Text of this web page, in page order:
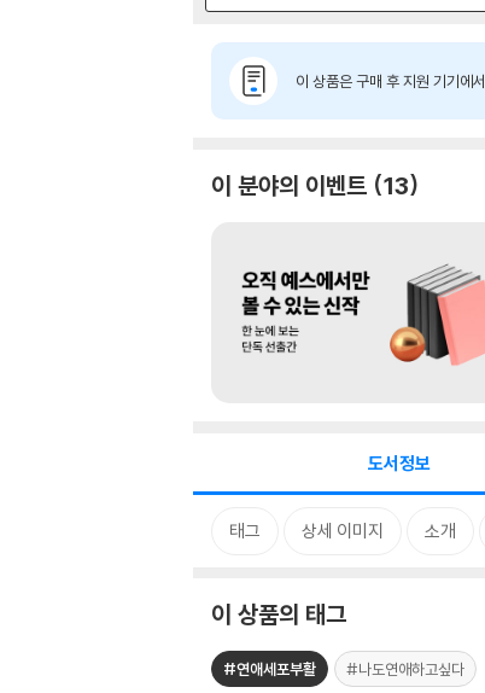
이 상품은 구매 후 지원 기기에서
이 분야의 이벤트 13
도서정보
태그 상세 이미지 소개
이 상품의 태그
#연애세포부활 #나도연애하고싶다